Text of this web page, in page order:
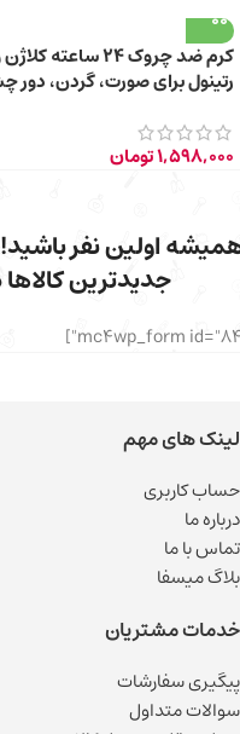
کرم ضد چروک ۲۴ ساعته
رتینول برای صورت، گردن، دور
1,598,000تومان
اولین نفر
جدیدترین
لینک های مهم
حساب کاربری
درباره ما
تماس با ما
بلاگ میسفا
خدمات مشتریان
پیگیری سفارشات
سوالات متداول